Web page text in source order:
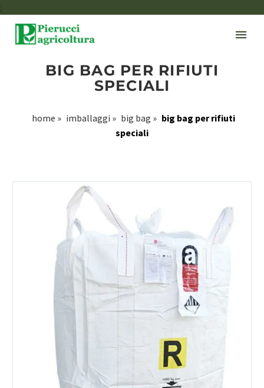
;
BIG BAG PER RIFIUTI
SPECIALI
home » imballaggi » big bag » big bag per rifiuti
speciali